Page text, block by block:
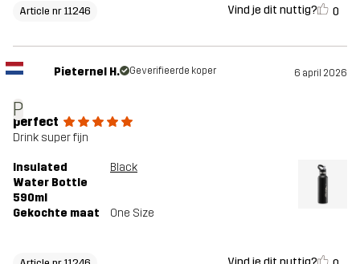
Article nr 11246 Vind je dit nuttig? 0
P
Pieternel H. Geverifieerde koper 6 april 2026
perfect
Drink super fijn
Insulated
Water Bottle
590ml
Black
Gekochte maat One Size